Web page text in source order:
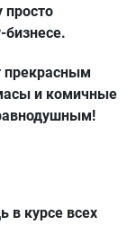
просто
бизнесе.
прекрасным
и комичные
в курсе всех